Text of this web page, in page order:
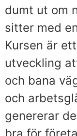
dumt ut om
sitter med
Kursen är
utveckling
och bana
och
genererar
bra för